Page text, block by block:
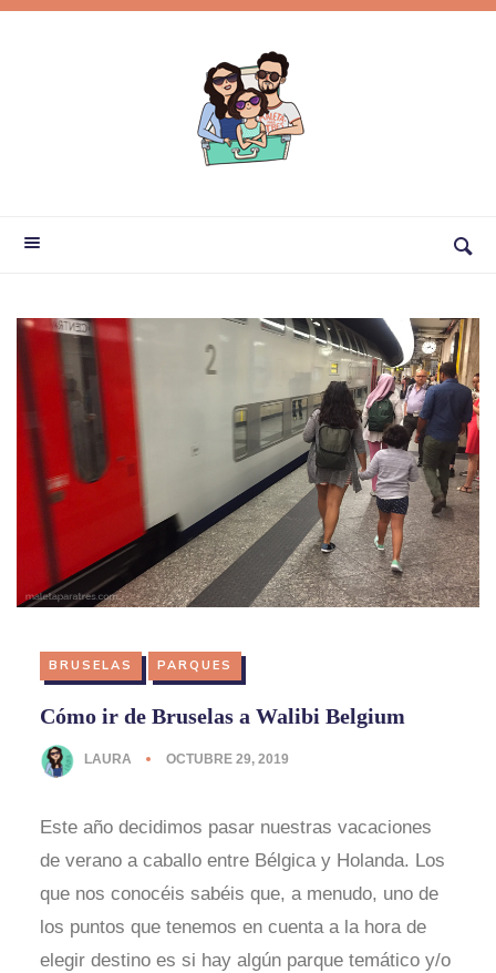
BRUSELAS PARQUES
Cómo ir de Bruselas a Walibi Belgium
LAURA OCTUBRE 29, 2019
Este año decidimos pasar nuestras vacaciones
de verano a caballo entre Bélgica y Holanda. Los
que nos conocéis sabéis que, a menudo, uno de
los puntos que tenemos en cuenta a la hora de
elegir destino es si hay algún parque temático y/o